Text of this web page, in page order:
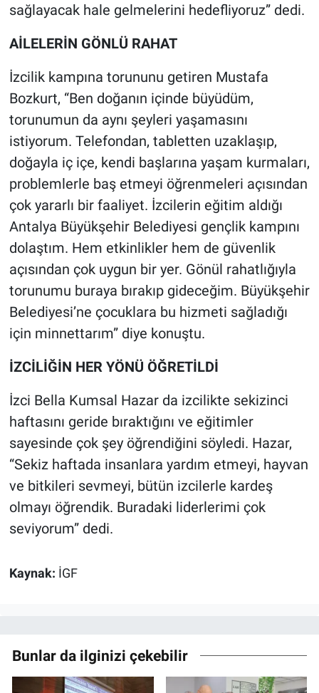
sağlayacak hale gelmelerini hedefliyoruz” dedi.
AİLELERİN GÖNLÜ RAHAT
İzcilik kampına torununu getiren Mustafa
Bozkurt, “Ben doğanın içinde büyüdüm,
torunumun da aynı şeyleri yaşamasını
istiyorum. Telefondan, tabletten uzaklaşıp,
doğayla iç içe, kendi başlarına yaşam kurmaları,
problemlerle baş etmeyi öğrenmeleri açısından
çok yararlı bir faaliyet. İzcilerin eğitim aldığı
Antalya Büyükşehir Belediyesi gençlik kampını
dolaştım. Hem etkinlikler hem de güvenlik
açısından çok uygun bir yer. Gönül rahatlığıyla
torunumu buraya bırakıp gideceğim. Büyükşehir
Belediyesi’ne çocuklara bu hizmeti sağladığı
için minnettarım” diye konuştu.
İZCİLİĞİN HER YÖNÜ ÖĞRETİLDİ
İzci Bella Kumsal Hazar da izcilikte sekizinci
haftasını geride bıraktığını ve eğitimler
sayesinde çok şey öğrendiğini söyledi. Hazar,
“Sekiz haftada insanlara yardım etmeyi, hayvan
ve bitkileri sevmeyi, bütün izcilerle kardeş
olmayı öğrendik. Buradaki liderlerimi çok
seviyorum” dedi.
Kaynak: İGF
Bunlar da ilginizi çekebilir